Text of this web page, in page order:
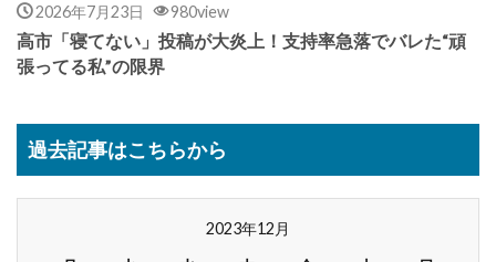
2026年7月23日 980view
高市「寝てない」投稿が大炎上！支持率急落でバレた“頑
張ってる私”の限界
過去記事はこちらから
2023年12月